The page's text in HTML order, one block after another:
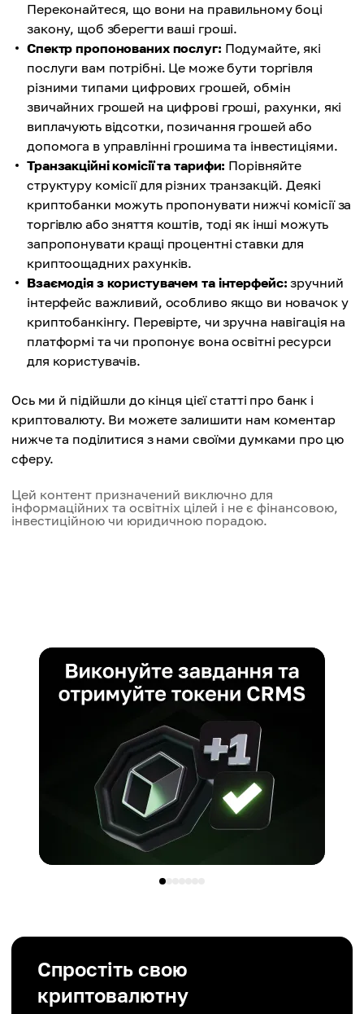
Переконайтеся, що вони на правильному боці
закону, щоб зберегти ваші гроші.
Спектр пропонованих послуг: Подумайте, які
послуги вам потрібні. Це може бути торгівля
різними типами цифрових грошей, обмін
звичайних грошей на цифрові гроші, рахунки, які
виплачують відсотки, позичання грошей або
допомога в управлінні грошима та інвестиціями.
Транзакційні комісії та тарифи: Порівняйте
структуру комісії для різних транзакцій. Деякі
криптобанки можуть пропонувати нижчі комісії за
торгівлю або зняття коштів, тоді як інші можуть
запропонувати кращі процентні ставки для
криптоощадних рахунків.
Взаємодія з користувачем та інтерфейс: зручний
інтерфейс важливий, особливо якщо ви новачок у
криптобанкінгу. Перевірте, чи зручна навігація на
платформі та чи пропонує вона освітні ресурси
для користувачів.
Ось ми й підійшли до кінця цієї статті про банк і
криптовалюту. Ви можете залишити нам коментар
нижче та поділитися з нами своїми думками про цю
сферу.
Цей контент призначений виключно для
інформаційних та освітніх цілей і не є фінансовою,
інвестиційною чи юридичною порадою.
Спростіть свою
криптовалютну